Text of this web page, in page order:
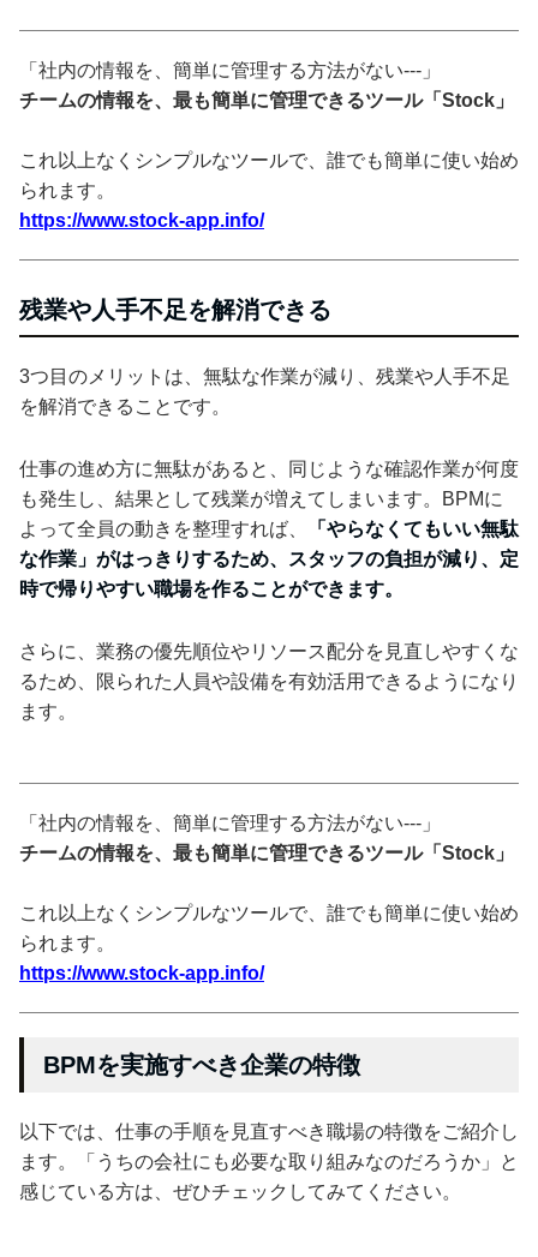
「社内の情報を、簡単に管理する方法がない---」
チームの情報を、最も簡単に管理できるツール「Stock」
これ以上なくシンプルなツールで、誰でも簡単に使い始め
られます。
https://www.stock-app.info/
残業や人手不足を解消できる
3つ目のメリットは、無駄な作業が減り、残業や人手不足
を解消できることです。
仕事の進め方に無駄があると、同じような確認作業が何度
も発生し、結果として残業が増えてしまいます。BPMに
よって全員の動きを整理すれば、
「やらなくてもいい無駄
な作業」がはっきりするため、スタッフの負担が減り、定
時で帰りやすい職場を作ることができます。
さらに、業務の優先順位やリソース配分を見直しやすくな
るため、限られた人員や設備を有効活用できるようになり
ます。
「社内の情報を、簡単に管理する方法がない---」
チームの情報を、最も簡単に管理できるツール「Stock」
これ以上なくシンプルなツールで、誰でも簡単に使い始め
られます。
https://www.stock-app.info/
BPMを実施すべき企業の特徴
以下では、仕事の手順を見直すべき職場の特徴をご紹介し
ます。「うちの会社にも必要な取り組みなのだろうか」と
感じている方は、ぜひチェックしてみてください。